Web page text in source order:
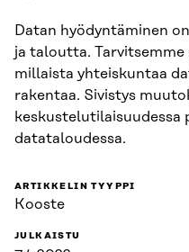
Datan hyödyntäminen
ja taloutta.
millaista yhteiskuntaa
rakentaa. Sivistys
keskustelutilaisuudessa
datataloudessa.
ARTIKKELIN TYYPPI
Kooste
JULKAISTU